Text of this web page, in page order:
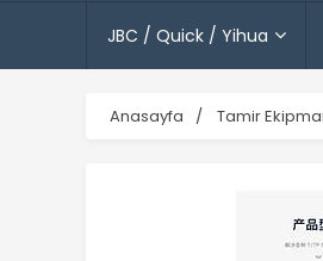
JBC / Quick / Yihua
Anasayfa Tamir